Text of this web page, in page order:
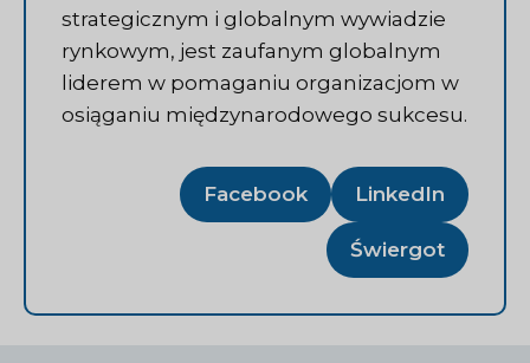
strategicznym i globalnym wywiadzie
rynkowym, jest zaufanym globalnym
liderem w pomaganiu organizacjom w
osiąganiu międzynarodowego sukcesu.
Facebook LinkedIn
Świergot